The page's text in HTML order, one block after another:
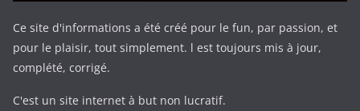
Ce site d'informations a été créé pour le fun, par passion, et
pour le plaisir, tout simplement. l est toujours mis à jour,
complété, corrigé.
C'est un site internet à but non lucratif.